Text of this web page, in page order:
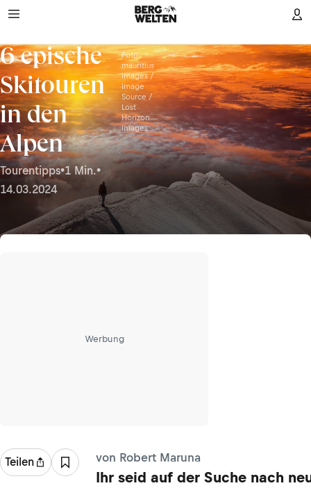
6 epische
Skitouren
in den
Alpen
Tourentipps•1 Min.•
14.03.2024
Foto:
mauritius
images /
Image
Source /
Lost
Horizon
Images
Werbung
Teilen von Robert Maruna
Ihr seid auf der Suche nach